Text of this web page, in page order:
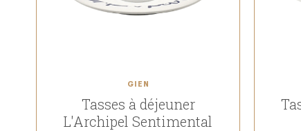
GIEN
Tasses à déjeuner
L'Archipel Sentimental